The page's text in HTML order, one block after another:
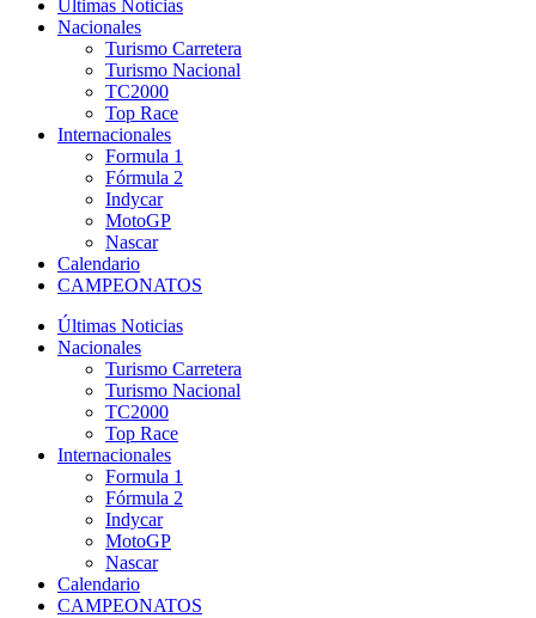
Últimas Noticias
Nacionales
Turismo Carretera
Turismo Nacional
TC2000
Top Race
Internacionales
Formula 1
Fórmula 2
Indycar
MotoGP
Nascar
Calendario
CAMPEONATOS
Últimas Noticias
Nacionales
Turismo Carretera
Turismo Nacional
TC2000
Top Race
Internacionales
Formula 1
Fórmula 2
Indycar
MotoGP
Nascar
Calendario
CAMPEONATOS